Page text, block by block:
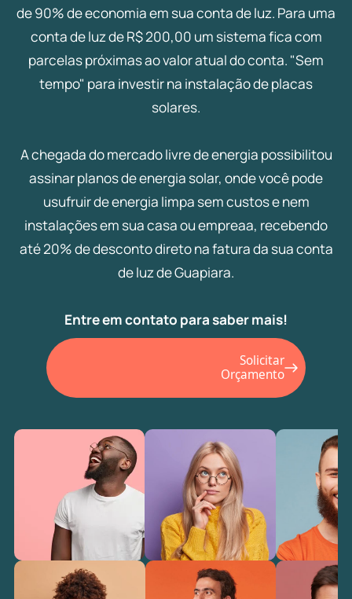
de 90% de economia em sua conta de luz. Para uma
conta de luz de R$ 200,00 um sistema fica com
parcelas próximas ao valor atual do conta. "Sem
tempo" para investir na instalação de placas
solares.
A chegada do mercado livre de energia possibilitou
assinar planos de energia solar, onde você pode
usufruir de energia limpa sem custos e nem
instalações em sua casa ou empreaa, recebendo
até 20% de desconto direto na fatura da sua conta
de luz de Guapiara.
Entre em contato para saber mais!
Solicitar
Orçamento